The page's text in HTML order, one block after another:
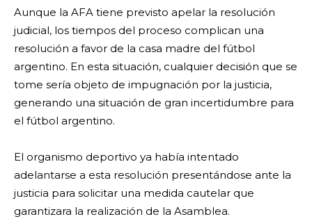
Aunque la AFA tiene previsto apelar la resolución
judicial, los tiempos del proceso complican una
resolución a favor de la casa madre del fútbol
argentino. En esta situación, cualquier decisión que se
tome sería objeto de impugnación por la justicia,
generando una situación de gran incertidumbre para
el fútbol argentino.
El organismo deportivo ya había intentado
adelantarse a esta resolución presentándose ante la
justicia para solicitar una medida cautelar que
garantizara la realización de la Asamblea.